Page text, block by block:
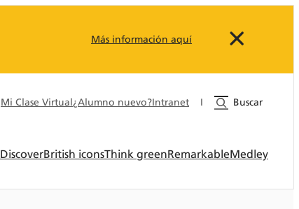
Más información aquí
Mi Clase Virtual¿Alumno nuevo?Intranet I Buscar
DiscoverBritish iconsThink greenRemarkableMedley